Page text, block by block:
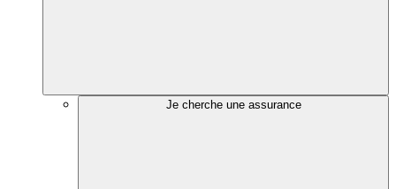
Je cherche une assurance